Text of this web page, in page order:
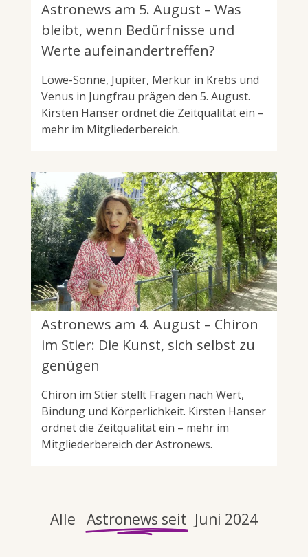
Astronews am 5. August – Was
bleibt, wenn Bedürfnisse und
Werte aufeinandertreffen?
Löwe-Sonne, Jupiter, Merkur in Krebs und
Venus in Jungfrau prägen den 5. August.
Kirsten Hanser ordnet die Zeitqualität ein –
mehr im Mitgliederbereich.
Astronews am 4. August – Chiron
im Stier: Die Kunst, sich selbst zu
genügen
Chiron im Stier stellt Fragen nach Wert,
Bindung und Körperlichkeit. Kirsten Hanser
ordnet die Zeitqualität ein – mehr im
Mitgliederbereich der Astronews.
Alle Astronews seit Juni 2024